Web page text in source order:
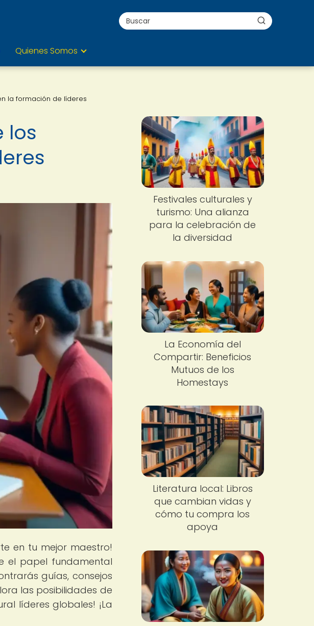
Quienes Somos
la formación de líderes
los
en tu mejor maestro!
el papel fundamental
guías, consejos
las posibilidades de
líderes globales! ¡La
Festivales culturales y
turismo: Una alianza
para la celebración de
la diversidad
La Economía del
Compartir: Beneficios
Mutuos de los
Homestays
Literatura local: Libros
que cambian vidas y
cómo tu compra los
apoya